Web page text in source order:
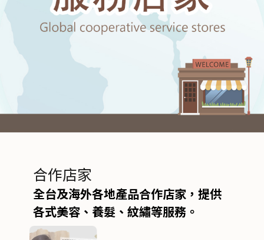
合作店家
全台及海外各地產品合作店家，提供
各式美容、養髮、紋繡等服務。